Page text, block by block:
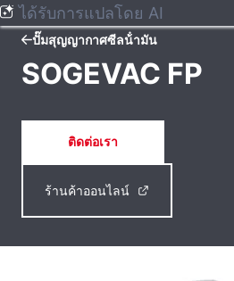
ได้รับการแปลโดย AI
ปั๊มสุญญากาศซีลน้ํามัน
SOGEVAC FP
ติดต่อเรา
ร้านค้าออนไลน์